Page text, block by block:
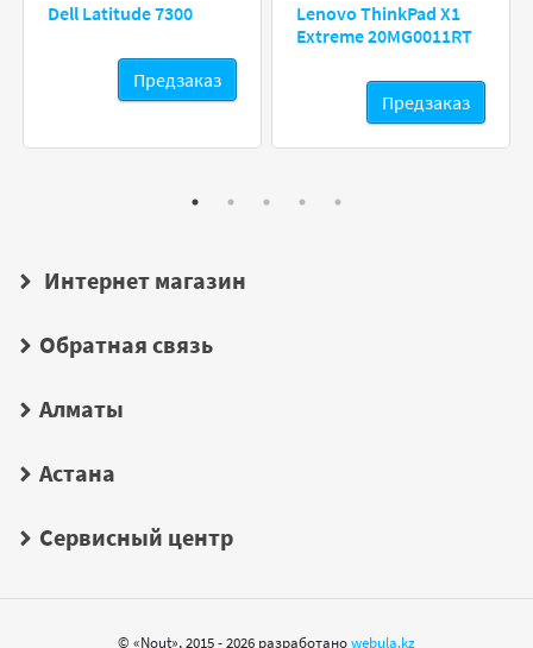
Dell Latitude 7300
Предзаказ
Lenovo ThinkPad X1
Extreme 20MG0011RT
Предзаказ
Интернет магазин
Обратная связь
Алматы
Астана
Сервисный центр
© «Nout», 2015 - 2026 разработаноwebula.kz